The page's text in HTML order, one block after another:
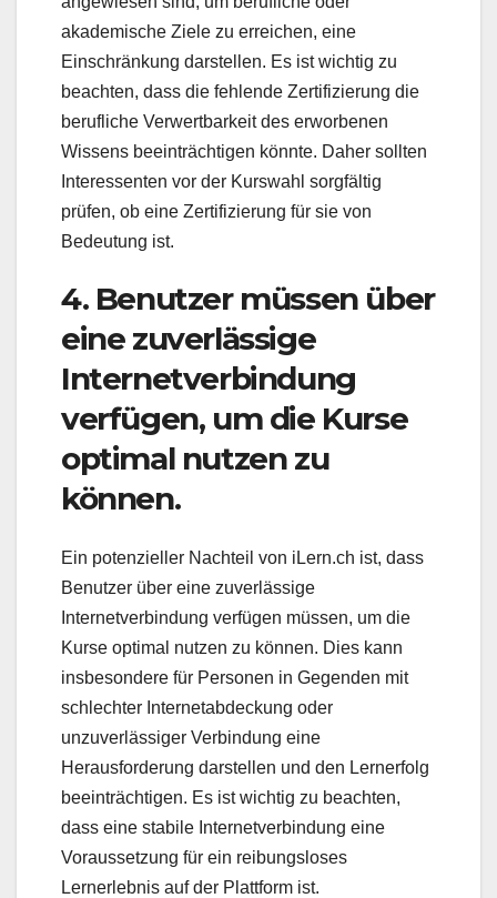
akademische Ziele zu erreichen, eine
Einschränkung darstellen. Es ist wichtig zu
beachten, dass die fehlende Zertifizierung die
berufliche Verwertbarkeit des erworbenen
Wissens beeinträchtigen könnte. Daher sollten
Interessenten vor der Kurswahl sorgfältig
prüfen, ob eine Zertifizierung für sie von
Bedeutung ist.
4. Benutzer müssen über
eine zuverlässige
Internetverbindung
verfügen, um die Kurse
optimal nutzen zu
können.
Ein potenzieller Nachteil von iLern.ch ist, dass
Benutzer über eine zuverlässige
Internetverbindung verfügen müssen, um die
Kurse optimal nutzen zu können. Dies kann
insbesondere für Personen in Gegenden mit
schlechter Internetabdeckung oder
unzuverlässiger Verbindung eine
Herausforderung darstellen und den Lernerfolg
beeinträchtigen. Es ist wichtig zu beachten,
dass eine stabile Internetverbindung eine
Voraussetzung für ein reibungsloses
Lernerlebnis auf der Plattform ist.